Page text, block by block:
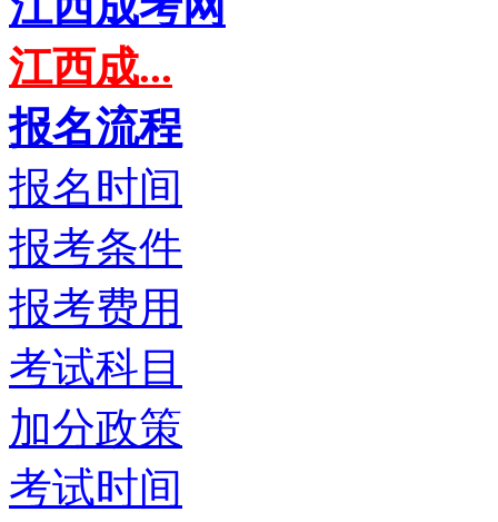
江西成...
报名流程
报名时间
报考条件
报考费用
考试科目
加分政策
考试时间